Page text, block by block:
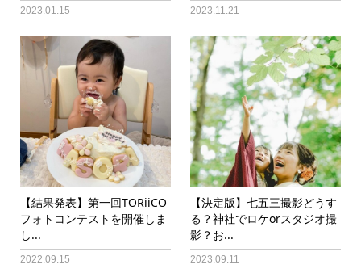
2023.01.15 2023.11.21
【結果発表】第一回TORiiCO
フォトコンテストを開催しま
し...
2022.09.15
【決定版】七五三撮影どうす
る？神社でロケorスタジオ撮
影？お...
2023.09.11